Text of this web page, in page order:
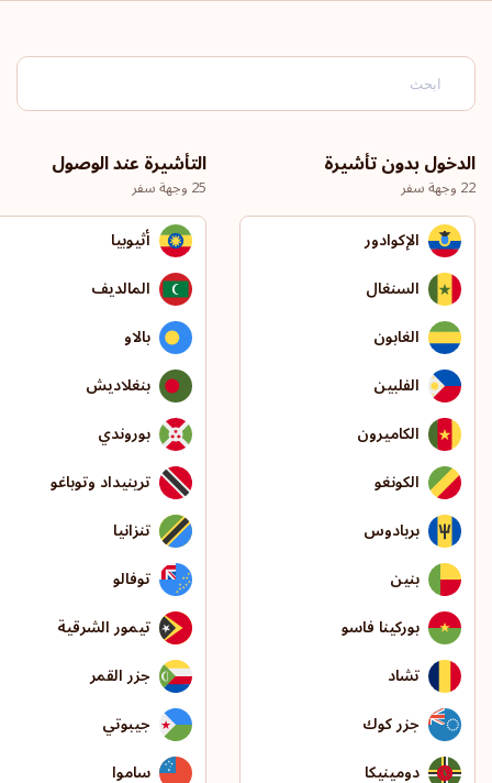
الدخول بدون تأشيرة
22 وجهة سفر
الإكوادور
السنغال
الغابون
الفلبين
الكاميرون
الكونغو
بربادوس
بنين
بوركينا فاسو
تشاد
جزر كوك
دومينيكا
التأشيرة عند الوصول
25 وجهة سفر
أثيوبيا
المالديف
بالاو
بنغلاديش
بوروندي
ترينيداد وتوباغو
تنزانيا
توفالو
تيمور الشرقية
جزر القمر
جيبوتي
ساموا